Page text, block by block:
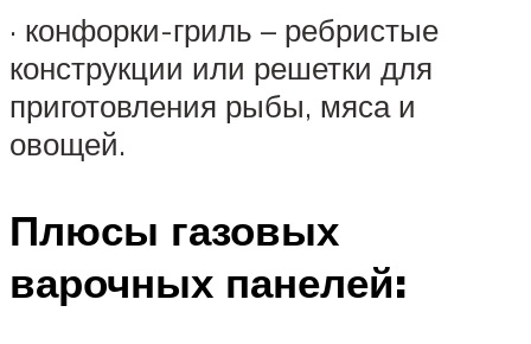
· конфорки-гриль – ребристые
конструкции или решетки для
приготовления рыбы, мяса и
овощей.
Плюсы газовых
варочных панелей: